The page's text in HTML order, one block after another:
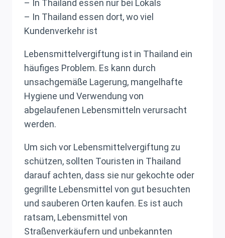
– In Thailand essen nur bei Lokals
– In Thailand essen dort, wo viel
Kundenverkehr ist
Lebensmittelvergiftung ist in Thailand ein
häufiges Problem. Es kann durch
unsachgemäße Lagerung, mangelhafte
Hygiene und Verwendung von
abgelaufenen Lebensmitteln verursacht
werden.
Um sich vor Lebensmittelvergiftung zu
schützen, sollten Touristen in Thailand
darauf achten, dass sie nur gekochte oder
gegrillte Lebensmittel von gut besuchten
und sauberen Orten kaufen. Es ist auch
ratsam, Lebensmittel von
Straßenverkäufern und unbekannten